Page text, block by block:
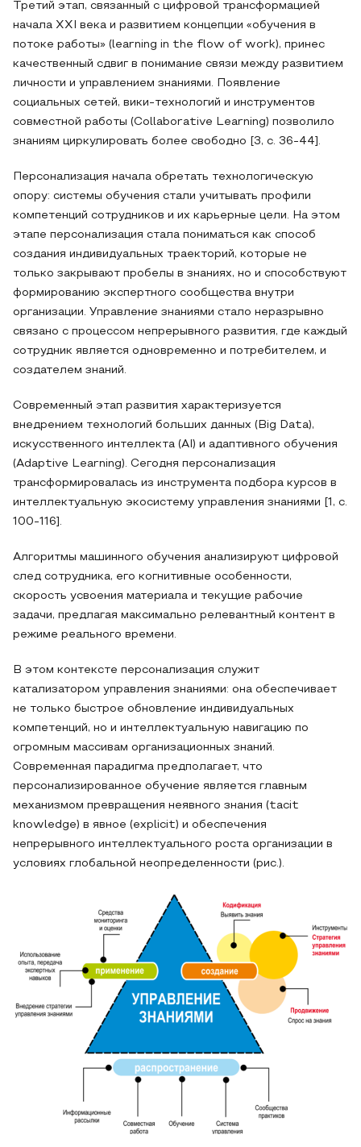
Третий этап, связанный с цифровой трансформацией
начала XXI века и развитием концепции «обучения в
потоке работы» (learning in the flow of work), принес
качественный сдвиг в понимание связи между развитием
личности и управлением знаниями. Появление
социальных сетей, вики-технологий и инструментов
совместной работы (Collaborative Learning) позволило
знаниям циркулировать более свободно [3, с. 36-44].
Персонализация начала обретать технологическую
опору: системы обучения стали учитывать профили
компетенций сотрудников и их карьерные цели. На этом
этапе персонализация стала пониматься как способ
создания индивидуальных траекторий, которые не
только закрывают пробелы в знаниях, но и способствуют
формированию экспертного сообщества внутри
организации. Управление знаниями стало неразрывно
связано с процессом непрерывного развития, где каждый
сотрудник является одновременно и потребителем, и
создателем знаний.
Современный этап развития характеризуется
внедрением технологий больших данных (Big Data),
искусственного интеллекта (AI) и адаптивного обучения
(Adaptive Learning). Сегодня персонализация
трансформировалась из инструмента подбора курсов в
интеллектуальную экосистему управления знаниями [1, с.
100-116].
Алгоритмы машинного обучения анализируют цифровой
след сотрудника, его когнитивные особенности,
скорость усвоения материала и текущие рабочие
задачи, предлагая максимально релевантный контент в
режиме реального времени.
В этом контексте персонализация служит
катализатором управления знаниями: она обеспечивает
не только быстрое обновление индивидуальных
компетенций, но и интеллектуальную навигацию по
огромным массивам организационных знаний.
Современная парадигма предполагает, что
персонализированное обучение является главным
механизмом превращения неявного знания (tacit
knowledge) в явное (explicit) и обеспечения
непрерывного интеллектуального роста организации в
условиях глобальной неопределенности (рис.).